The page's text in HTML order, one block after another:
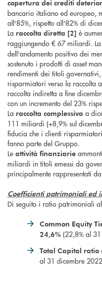
copertura dei crediti
bancario italiano ed europeo,
all'85%, rispetto all'82% di
La raccolta diretta [2] è
raggiungendo € 67 miliardi. La
dell'andamento positivo dei
sostenuto i prodotti di asset
rendimenti dei titoli governativi,
risparmiatori verso la raccolta
raccolta indiretta a fine
con un incremento del 23%
La raccolta complessiva a
111 miliardi (+8,9% sul
fiducia che i clienti
fanno parte del Gruppo.
Le attività finanziarie
miliardi in titoli emessi da
principalmente rappresentati
Coefficienti patrimoniali ed
Di seguito i ratio patrimoniali
Common Equity
24,6% (22,8% al
Total Capital ratio
al 31 dicembre